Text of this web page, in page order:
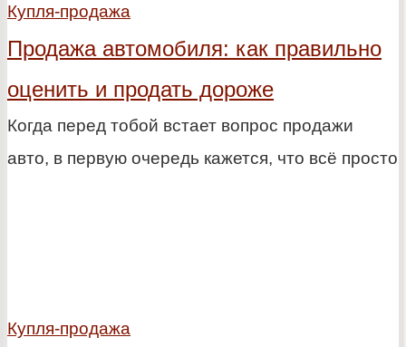
Купля-продажа
Продажа автомобиля: как правильно
оценить и продать дороже
Когда перед тобой встает вопрос продажи
авто, в первую очередь кажется, что всё просто
Купля-продажа